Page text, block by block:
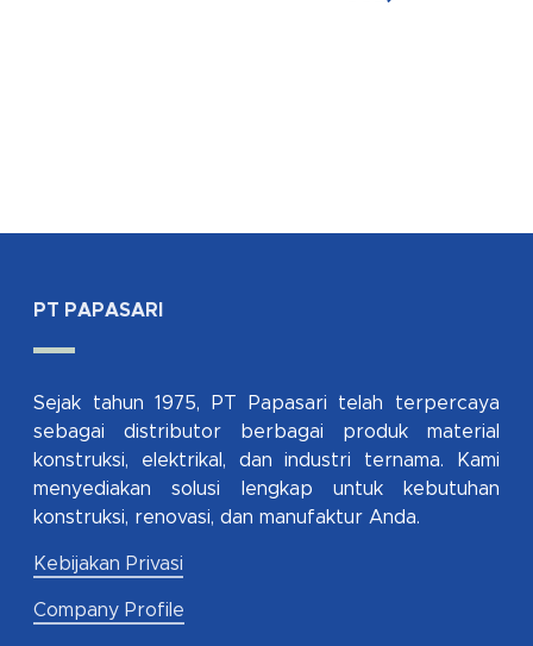
PT PAPASARI
Sejak tahun 1975, PT Papasari telah terpercaya
sebagai distributor berbagai produk material
konstruksi, elektrikal, dan industri ternama. Kami
menyediakan solusi lengkap untuk kebutuhan
konstruksi, renovasi, dan manufaktur Anda.
Kebijakan Privasi
Company Profile